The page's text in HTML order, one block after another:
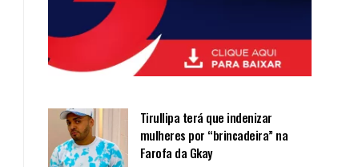
Tirullipa terá que indenizar
mulheres por “brincadeira” na
Farofa da Gkay